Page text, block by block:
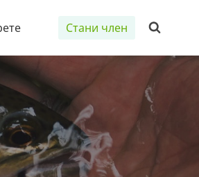
Стани член